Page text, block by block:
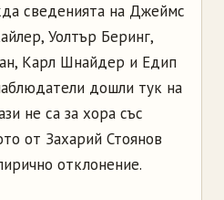
сведенията на Джеймс
Уолтър Беринг,
Карл Шнайдер и Едип
дошли тук на
не са за хора със
от Захарий Стоянов
отклонение.